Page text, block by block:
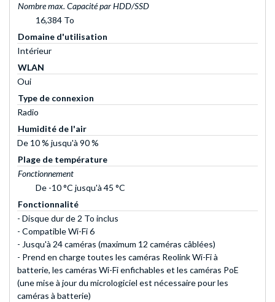
Nombre max. Capacité par HDD/SSD
16,384 To
Domaine d'utilisation
Intérieur
WLAN
Oui
Type de connexion
Radio
Humidité de l'air
De 10 % jusqu'à 90 %
Plage de température
Fonctionnement
De -10 °C jusqu'à 45 °C
Fonctionnalité
- Disque dur de 2 To inclus
- Compatible Wi-Fi 6
- Jusqu'à 24 caméras (maximum 12 caméras câblées)
- Prend en charge toutes les caméras Reolink Wi-Fi à
batterie, les caméras Wi-Fi enfichables et les caméras PoE
(une mise à jour du micrologiciel est nécessaire pour les
caméras à batterie)